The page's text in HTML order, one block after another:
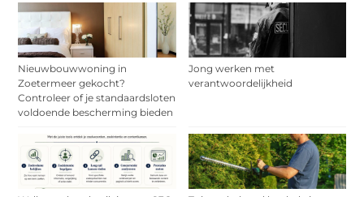
Nieuwbouwwoning in
Zoetermeer gekocht?
Controleer of je standaardsloten
voldoende bescherming bieden
Jong werken met
verantwoordelijkheid